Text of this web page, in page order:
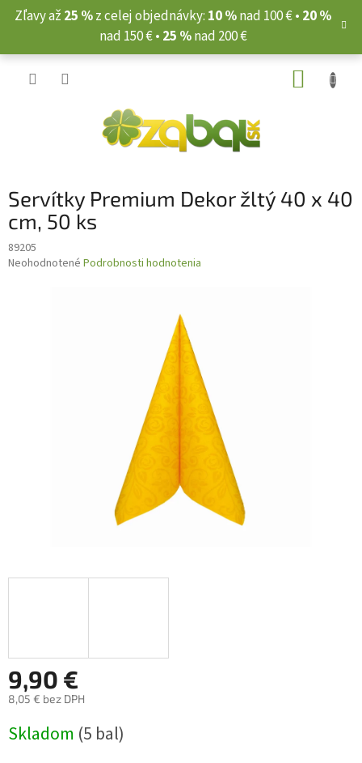
Prejsť
Zľavy až 25 %z celej objednávky: 10 %nad 100 € • 20 %
nad 150 € • 25 %nad 200 €
Servítky Premium Dekor žltý 40 x 40
cm, 50 ks
89205
Priemerné
Neohodnotené Podrobnosti hodnotenia
9,90 €
8,05 € bez DPH
cena:
Skladom (5 bal)